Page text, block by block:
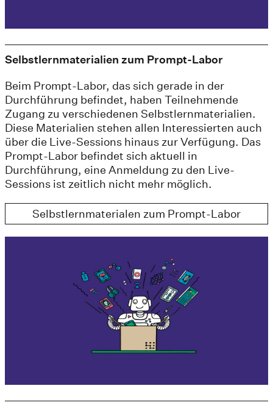
Selbstlernmaterialien zum Prompt-Labor
Beim Prompt-Labor, das sich gerade in der
Durchführung befindet, haben Teilnehmende
Zugang zu verschiedenen Selbstlernmaterialien.
Diese Materialien stehen allen Interessierten auch
über die Live-Sessions hinaus zur Verfügung. Das
Prompt-Labor befindet sich aktuell in
Durchführung, eine Anmeldung zu den Live-
Sessions ist zeitlich nicht mehr möglich.
Selbstlernmaterialen zum Prompt-Labor